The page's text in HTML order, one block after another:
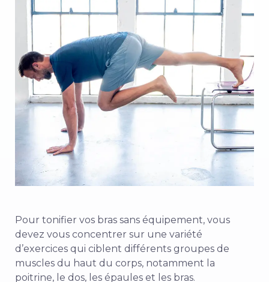
Pour tonifier vos bras sans équipement, vous
devez vous concentrer sur une variété
d’exercices qui ciblent différents groupes de
muscles du haut du corps, notamment la
poitrine, le dos, les épaules et les bras.